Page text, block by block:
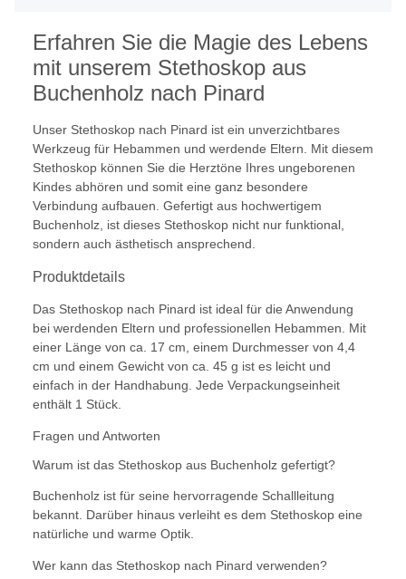
Erfahren Sie die Magie des Lebens
mit unserem Stethoskop aus
Buchenholz nach Pinard
Unser Stethoskop nach Pinard ist ein unverzichtbares
Werkzeug für Hebammen und werdende Eltern. Mit diesem
Stethoskop können Sie die Herztöne Ihres ungeborenen
Kindes abhören und somit eine ganz besondere
Verbindung aufbauen. Gefertigt aus hochwertigem
Buchenholz, ist dieses Stethoskop nicht nur funktional,
sondern auch ästhetisch ansprechend.
Produktdetails
Das Stethoskop nach Pinard ist ideal für die Anwendung
bei werdenden Eltern und professionellen Hebammen. Mit
einer Länge von ca. 17 cm, einem Durchmesser von 4,4
cm und einem Gewicht von ca. 45 g ist es leicht und
einfach in der Handhabung. Jede Verpackungseinheit
enthält 1 Stück.
Fragen und Antworten
Warum ist das Stethoskop aus Buchenholz gefertigt?
Buchenholz ist für seine hervorragende Schallleitung
bekannt. Darüber hinaus verleiht es dem Stethoskop eine
natürliche und warme Optik.
Wer kann das Stethoskop nach Pinard verwenden?